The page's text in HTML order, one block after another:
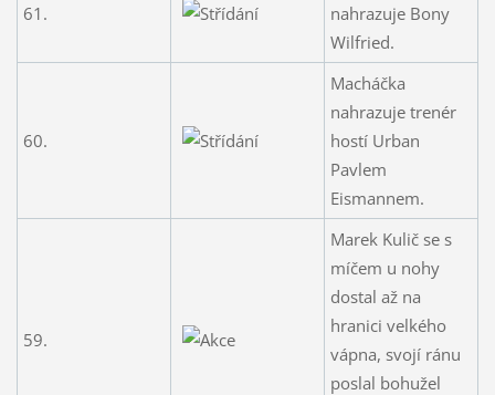
61.
nahrazuje Bony
Wilfried.
60.
Macháčka
nahrazuje trenér
hostí Urban
Pavlem
Eismannem.
59.
Marek Kulič se s
míčem u nohy
dostal až na
hranici velkého
vápna, svojí ránu
poslal bohužel